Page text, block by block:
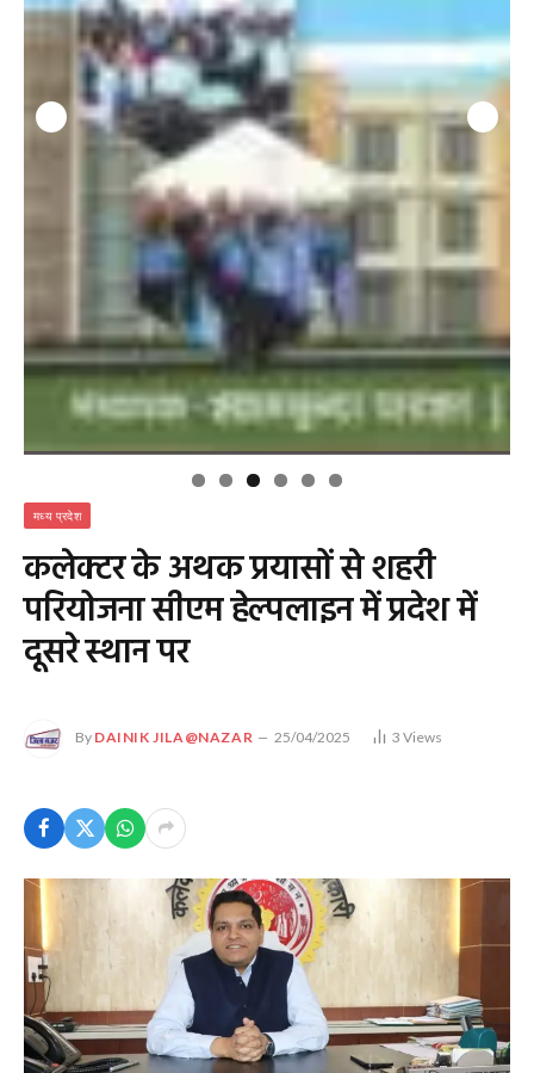
मध्य प्रदेश
कलेक्टर के अथक प्रयासों से शहरी
परियोजना सीएम हेल्पलाइन में प्रदेश में
दूसरे स्थान पर
By DAINIK JILA@NAZAR 25/04/2025 3Views